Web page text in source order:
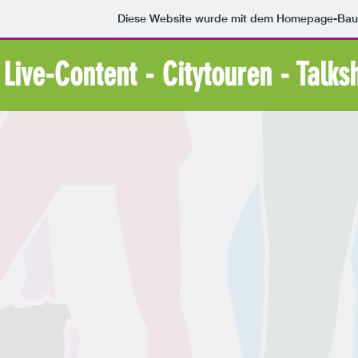
Diese Website wurde mit dem Homepage-
Live-Content - Citytouren -